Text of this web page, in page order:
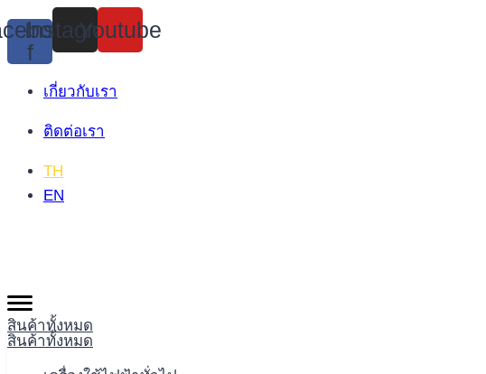
Skip
to
content
f
Instagram
Youtube
เกี่ยวกับเรา
ติดต่อเรา
TH
EN
สินค้าทั้งหมด
สินค้าทั้งหมด